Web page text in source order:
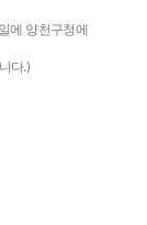
에 양천구청에
다.)